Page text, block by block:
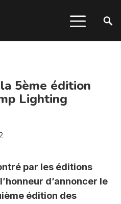
5ème édition
Lighting
par les éditions
d’annoncer le
édition des